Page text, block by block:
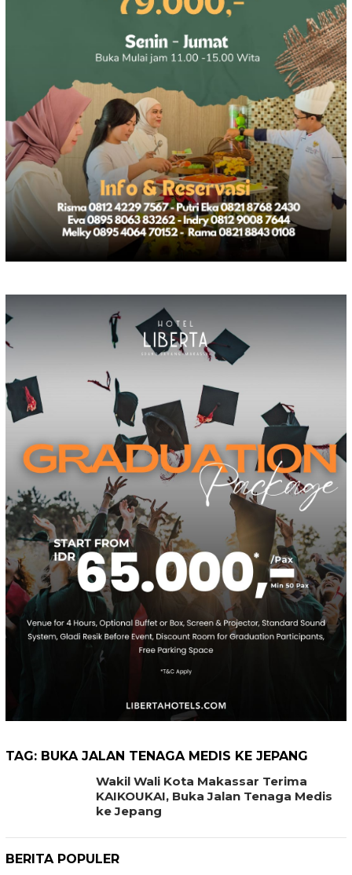
TAG: BUKA JALAN TENAGA MEDIS KE JEPANG
Wakil Wali Kota Makassar Terima
KAIKOUKAI, Buka Jalan Tenaga Medis
ke Jepang
BERITA POPULER